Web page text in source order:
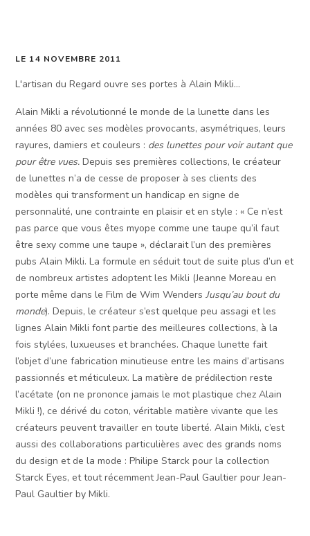
LE 14 NOVEMBRE 2011
L'artisan du Regard ouvre ses portes à Alain Mikli...
Alain Mikli a révolutionné le monde de la lunette dans les
années 80 avec ses modèles provocants, asymétriques, leurs
rayures, damiers et couleurs : des lunettes pour voir autant que
pour être vues. Depuis ses premières collections, le créateur
de lunettes n’a de cesse de proposer à ses clients des
modèles qui transforment un handicap en signe de
personnalité, une contrainte en plaisir et en style : « Ce n’est
pas parce que vous êtes myope comme une taupe qu’il faut
être sexy comme une taupe », déclarait l’un des premières
pubs Alain Mikli. La formule en séduit tout de suite plus d’un et
de nombreux artistes adoptent les Mikli (Jeanne Moreau en
porte même dans le Film de Wim WendersJusqu’au bout du
monde). Depuis, le créateur s’est quelque peu assagi et les
lignes Alain Mikli font partie des meilleures collections, à la
fois stylées, luxueuses et branchées. Chaque lunette fait
l’objet d’une fabrication minutieuse entre les mains d’artisans
passionnés et méticuleux. La matière de prédilection reste
l’acétate (on ne prononce jamais le mot plastique chez Alain
Mikli !), ce dérivé du coton, véritable matière vivante que les
créateurs peuvent travailler en toute liberté. Alain Mikli, c’est
aussi des collaborations particulières avec des grands noms
du design et de la mode : Philipe Starck pour la collection
Starck Eyes, et tout récemment Jean-Paul Gaultier pour Jean-
Paul Gaultier by Mikli.